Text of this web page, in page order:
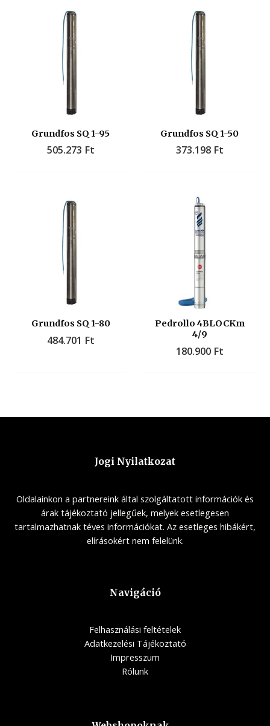
Grundfos SQ 1-95
505.273 Ft
Grundfos SQ 1-50
373.198 Ft
Grundfos SQ 1-80
484.701 Ft
Pedrollo 4BLOCKm
4/9
180.900 Ft
Jogi Nyilatkozat
Oldalainkon a partnereink által szolgáltatott információk és
árak tájékoztató jellegűek, melyek esetlegesen
tartalmazhatnak téves információkat. Az esetleges hibákért,
elírásokért nem felelünk.
Navigáció
Felhasználási feltételek
Adatkezelési Tájékoztató
Impresszum
Rólunk